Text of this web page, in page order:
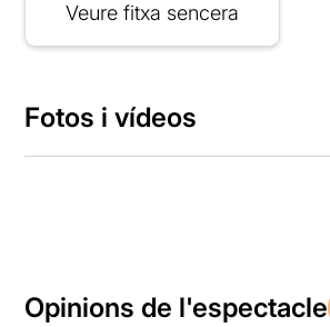
Veure fitxa sencera
Fotos i vídeos
Opinions de l'espectacle